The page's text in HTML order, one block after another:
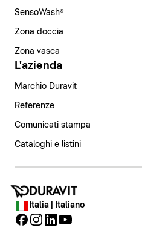
SensoWash®
Zona doccia
Zona vasca
L'azienda
Marchio Duravit
Referenze
Comunicati stampa
Cataloghi e listini
Italia | Italiano